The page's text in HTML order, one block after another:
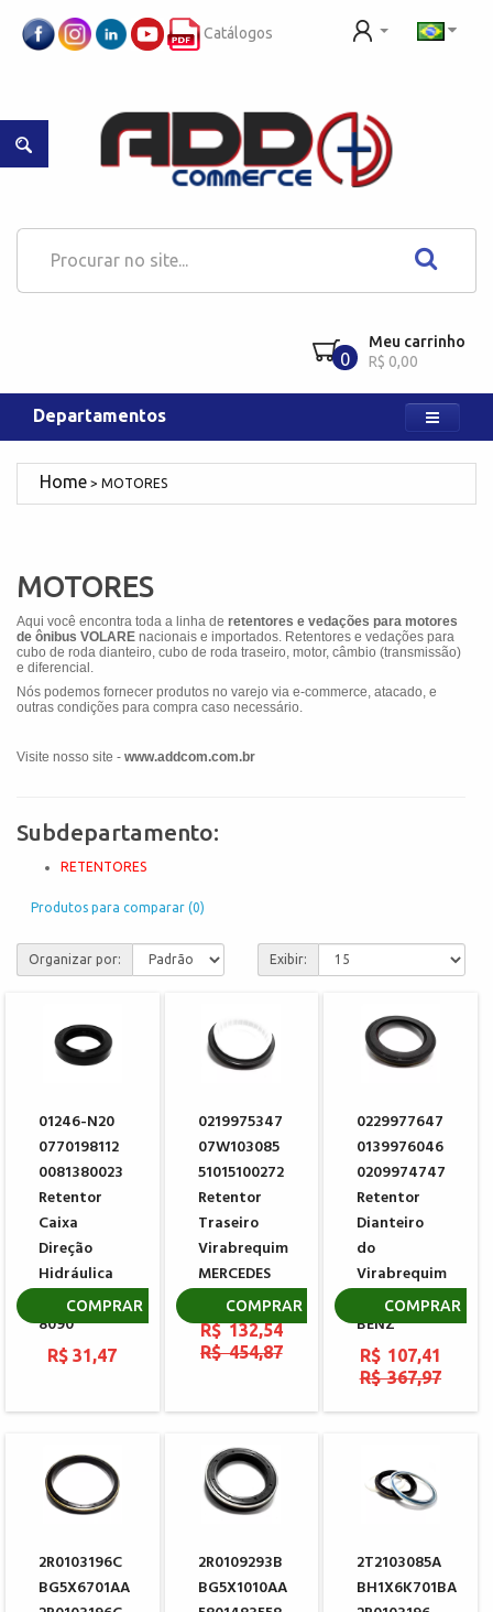
Catálogos
0
Meu carrinho
R$ 0,00
Departamentos
MOTORES
MOTORES
Aqui você encontra toda a linha de retentores e vedações para motores
de ônibus VOLARE nacionais e importados. Retentores e vedações para
cubo de roda dianteiro, cubo de roda traseiro, motor, câmbio (transmissão)
e diferencial.
Nós podemos fornecer produtos no varejo via e-commerce, atacado, e
outras condições para compra caso necessário.
Visite nosso site - www.addcom.com.br
Subdepartamento:
RETENTORES
Produtos para comparar (0)
Organizar por: Exibir:
01246-N20
0770198112
0081380023
Retentor
Caixa
Direção
Hidráulica
Sem Fim ZF
8090
R$ 31,47
COMPRAR
0219975347
07W103085
51015100272
Retentor
Traseiro
Virabrequim
MERCEDES
BENZ MAN
R$ 132,54
R$ 454,87
COMPRAR
0229977647
0139976046
0209974747
Retentor
Dianteiro
do
Virabrequim
MERCEDES
BENZ
R$ 107,41
R$ 367,97
COMPRAR
2R0103196C
BG5X6701AA
2R0109293B
BG5X1010AA
2T2103085A
BH1X6K701BA